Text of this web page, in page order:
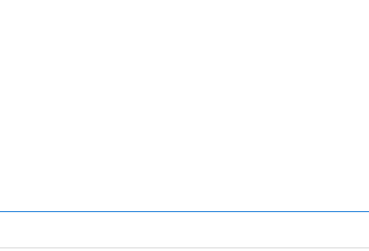
燃料的接卸与储存工作，密切的关注燃料
上。”国能长源荆州热电有限公司燃料储运部
能长源荆州热电有限公司依托长达74公里
部的精准调控，到燃料部的充足储备，再到
守护这座城市烟火气的温暖力量。